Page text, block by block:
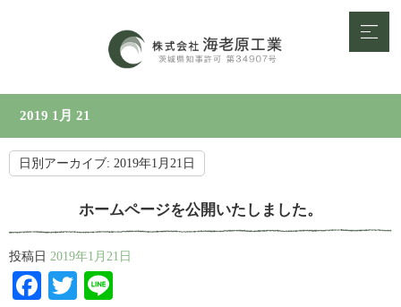
2019 1月 21
日別アーカイブ: 2019年1月21日
ホームページを公開いたしました。
投稿日 2019年1月21日
Facebook
Twitter